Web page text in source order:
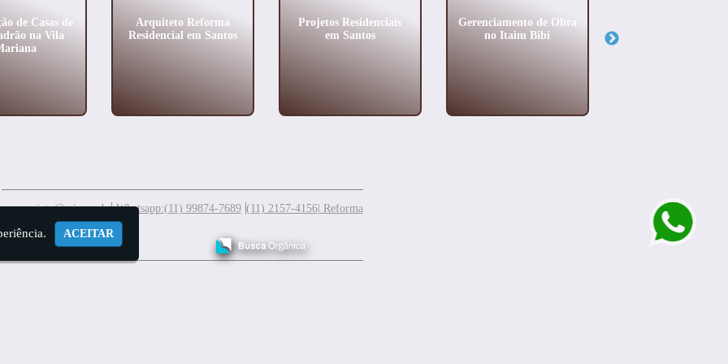
de Casas de
na Vila
Arquiteto Reforma
Residencial em Santos
Projetos Residenciais
em Santos
Gerenciamento de Obra
no Itaim Bibi
meuprojeto@mis.arq.br Whatsapp:(11) 99874-7689 (11) 2157-4156| Reforma
ACEITAR